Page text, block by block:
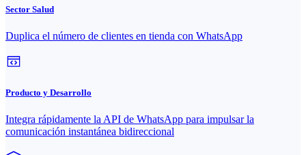
Sector Salud
Duplica el número de clientes en tienda con WhatsApp
Producto y Desarrollo
Integra rápidamente la API de WhatsApp para impulsar la
comunicación instantánea bidireccional